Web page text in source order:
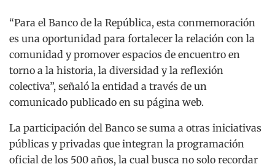
“Para el Banco de la República, esta conmemoración
es una oportunidad para fortalecer la relación con la
comunidad y promover espacios de encuentro en
torno a la historia, la diversidad y la reflexión
colectiva”, señaló la entidad a través de un
comunicado publicado en su página web.
La participación del Banco se suma a otras iniciativas
públicas y privadas que integran la programación
oficial de los 500 años, la cual busca no solo recordar